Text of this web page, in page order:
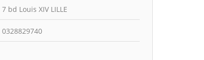
7 bd Louis XIV LILLE
0328829740